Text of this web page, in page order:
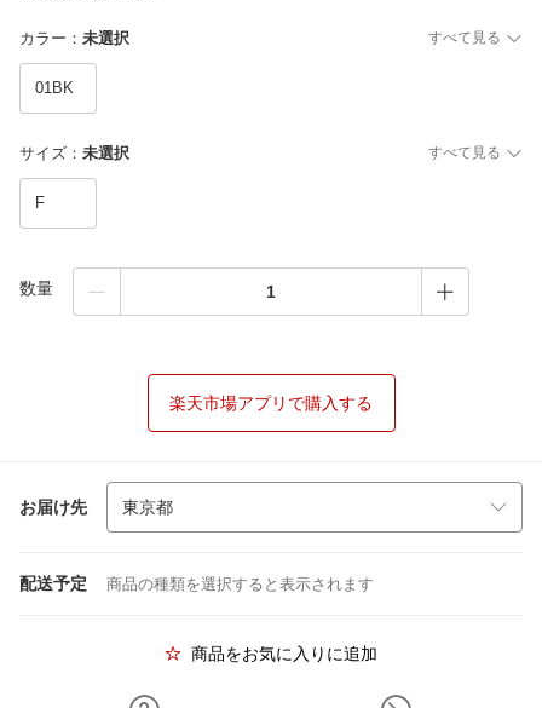
カラー ： 未選択 すべて見る
01BK
サイズ ： 未選択 すべて見る
F
数量
楽天市場アプリで購入する
お届け先
配送予定 商品の種類を選択すると表示されます
商品をお気に入りに追加